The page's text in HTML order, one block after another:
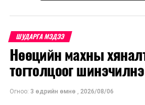
дахин өсөж, ОХУ болон бусад эх
авах шатахууны үнэ 1,200-2,000
Иймд дотоодын зах зээл дэх
сааруулахын тулд гаалийн
татварыг тэглэх шаардлага
танилцуулсан байна.
ШУДАРГА МЭДЭЭ
Нөөцийн махны
тогтолцоог шинэчилнэ
Огноо: 3 өдрийн өмнө , 2026/08/06